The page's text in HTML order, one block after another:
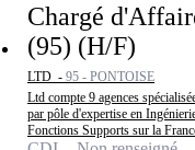
Chargé
(95) (H/F)
LTD - 95 - PONTOISE
Ltd compte 9 agences
par pôle d'expertise en
Fonctions Supports sur la